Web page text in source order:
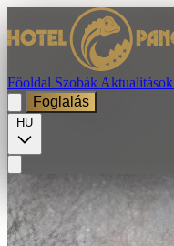
Főoldal Szobák Aktualitások
Foglalás
HU